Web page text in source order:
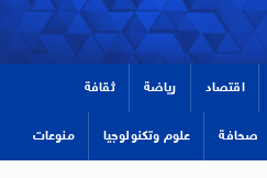
اقتصاد رياضة ثقافة
صحافة علوم وتكنولوجيا منوعات